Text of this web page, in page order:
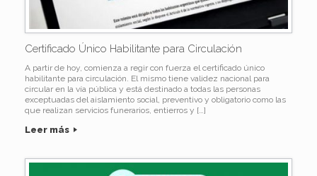
Certificado Único Habilitante para Circulación
A partir de hoy, comienza a regir con fuerza el certificado único
habilitante para circulación. El mismo tiene validez nacional para
circular en la vía pública y está destinado a todas las personas
exceptuadas del aislamiento social, preventivo y obligatorio como las
que realizan servicios funerarios, entierros y […]
Leer más